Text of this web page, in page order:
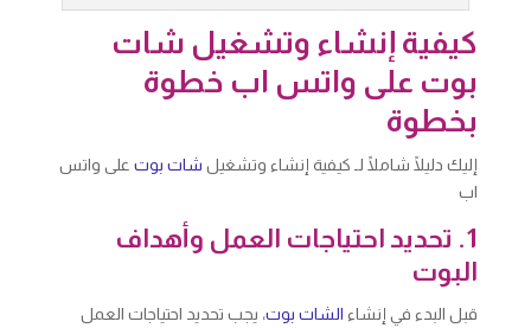
كيفية إنشاء وتشغيل شات
بوت على واتس اب خطوة
بخطوة
إليك دليلًا شاملًا لـ كيفية إنشاء وتشغيل شات بوتعلى واتس
اب
1. تحديد احتياجات العمل وأهداف
البوت
قبل البدء في إنشاء الشات بوت، يجب تحديد احتياجات العمل